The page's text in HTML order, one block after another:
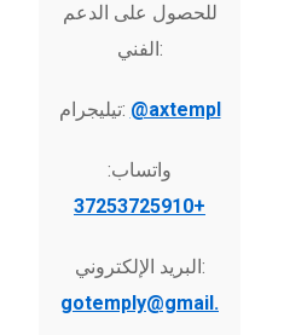
للحصول على الدعم
الفني:
تيليجرام: @axtempl
واتساب:
+37253725910
البريد الإلكتروني:
gotemply@gmail.